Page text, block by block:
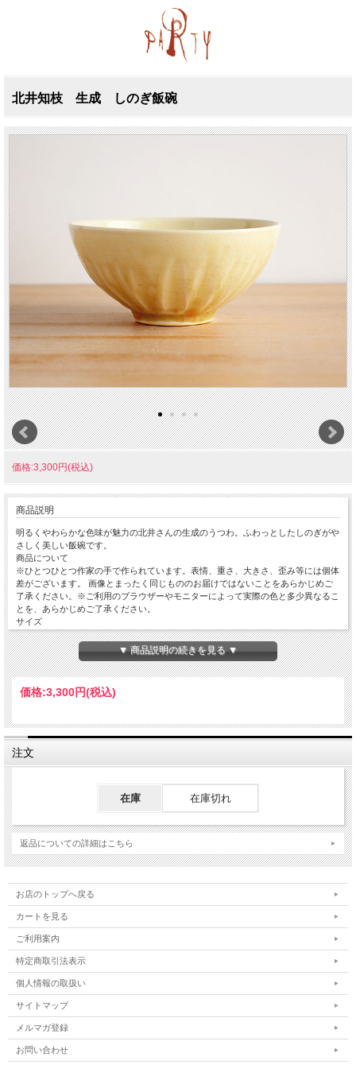
北井知枝 生成 しのぎ飯碗
価格:3,300円(税込)
商品説明
明るくやわらかな色味が魅力の北井さんの生成のうつわ。ふわっとしたしのぎがや
さしく美しい飯碗です。
商品について
※ひとつひとつ作家の手で作られています。表情、重さ、大きさ、歪み等には個体
差がございます。 画像とまったく同じもののお届けではないことをあらかじめご
了承ください。※ご利用のブラウザーやモニターによって実際の色と多少異なるこ
とを、あらかじめご了承ください。
サイズ
径125mm × 高さ60mm ※サイズや重さはだいたいの目安です。
重量:180g
▼ 商品説明の続きを見る ▼
価格:3,300円(税込)
注文
在庫 在庫切れ
返品についての詳細はこちら
お店のトップへ戻る
カートを見る
ご利用案内
特定商取引法表示
個人情報の取扱い
サイトマップ
メルマガ登録
お問い合わせ